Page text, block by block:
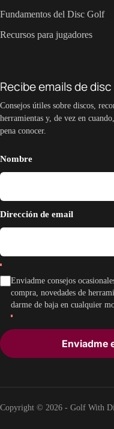
Fundamentos del Disc Golf
Recursos para jugadores
Recibe emails de
Consejos útiles sobre discos,
herramientas y, de vez en
pena conocer.
Nombre
Dirección de email
Enviadme consejos
compra, novedades de
darme de baja en cualquier
Enviadme
Copyright © 2026 - Golf With